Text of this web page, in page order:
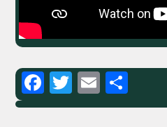
Facebook
TwitterEmail